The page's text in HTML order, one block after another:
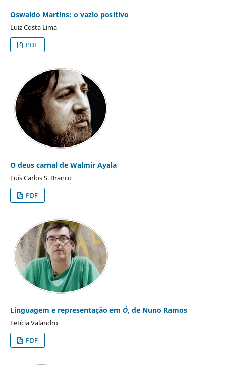
Oswaldo Martins: o vazio positivo
Luiz Costa Lima
PDF
O deus carnal de Walmir Ayala
Luís Carlos S. Branco
PDF
Linguagem e representação em Ó, de Nuno Ramos
Letícia Valandro
PDF